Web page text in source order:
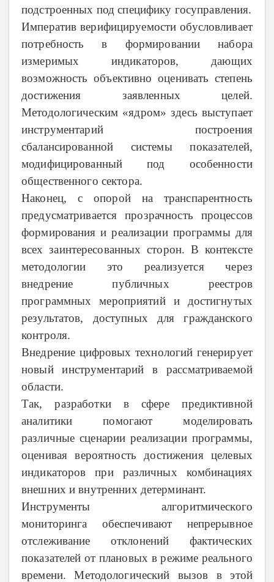
подстроенных под специфику госуправления.
Императив верифицируемости обусловливает
потребность в формировании набора
измеримых индикаторов, дающих
возможность объективно оценивать степень
достижения заявленных целей.
Методологическим «ядром» здесь выступает
инструментарий построения
сбалансированной системы показателей,
модифицированный под особенности
общественного сектора.
Наконец, с опорой на транспарентность
предусматривается прозрачность процессов
формирования и реализации программы для
всех заинтересованных сторон. В контексте
методологии это реализуется через
внедрение публичных реестров
программных мероприятий и достигнутых
результатов, доступных для гражданского
контроля.
Внедрение цифровых технологий генерирует
новый инструментарий в рассматриваемой
области.
Так, разработки в сфере предиктивной
аналитики помогают моделировать
различные сценарии реализации программы,
оценивая вероятность достижения целевых
индикаторов при различных комбинациях
внешних и внутренних детерминант.
Инструменты алгоритмического
мониторинга обеспечивают непрерывное
отслеживание отклонений фактических
показателей от плановых в режиме реального
времени. Методологический вызов в этой